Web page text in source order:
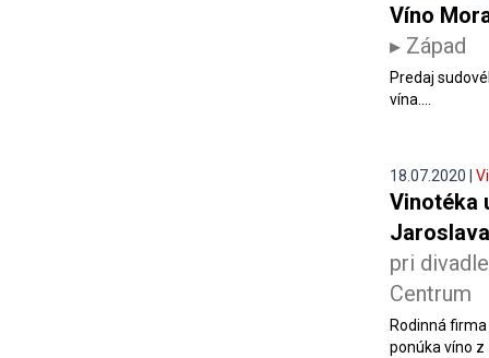
Víno
▸ Západ
Predaj
vína....
18.07.2020 |
Vinotéka
pri
Centrum
Rodinná firma
ponúka víno z